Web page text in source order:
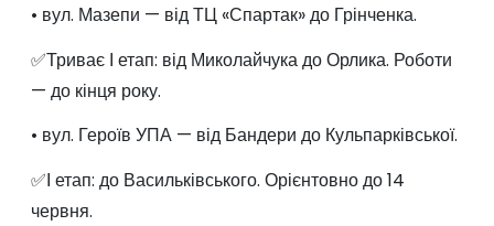
• вул. Мазепи — від ТЦ «Спартак» до Грінченка.
✅Триває І етап: від Миколайчука до Орлика. Роботи
— до кінця року.
• вул. Героїв УПА — від Бандери до Кульпарківської.
✅І етап: до Васильківського. Орієнтовно до 14
червня.